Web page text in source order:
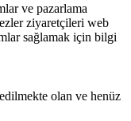
ve pazarlama
ziyaretçileri web
sağlamak için bilgi
olan ve henüz